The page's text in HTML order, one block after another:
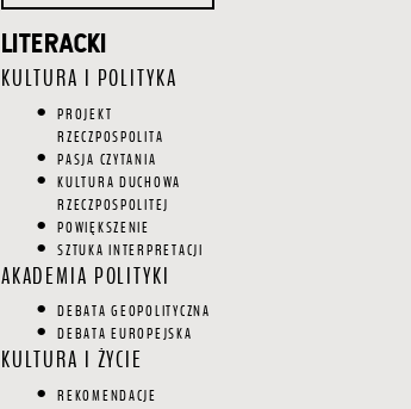
Główna
nawigacja
LITERACKI
KULTURA I POLITYKA
PROJEKT
RZECZPOSPOLITA
PASJA CZYTANIA
KULTURA DUCHOWA
RZECZPOSPOLITEJ
POWIĘKSZENIE
SZTUKA INTERPRETACJI
AKADEMIA POLITYKI
DEBATA GEOPOLITYCZNA
DEBATA EUROPEJSKA
KULTURA I ŻYCIE
REKOMENDACJE